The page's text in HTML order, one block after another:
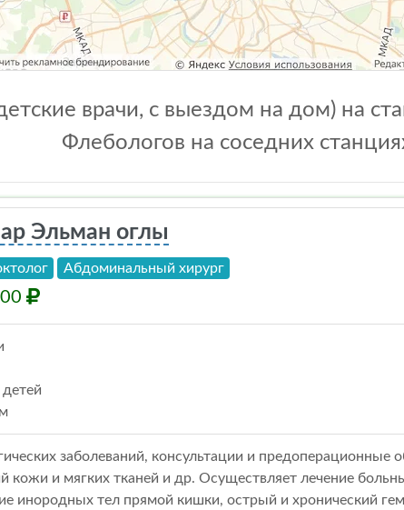
врачи, с выездом на дом) на
Флебологов на соседних
Эльман оглы
Абдоминальный хирург
заболеваний, консультации и предоперационные
кожи и мягких тканей и др. Осуществляет лечение
инородных тел прямой кишки, острый и хронический